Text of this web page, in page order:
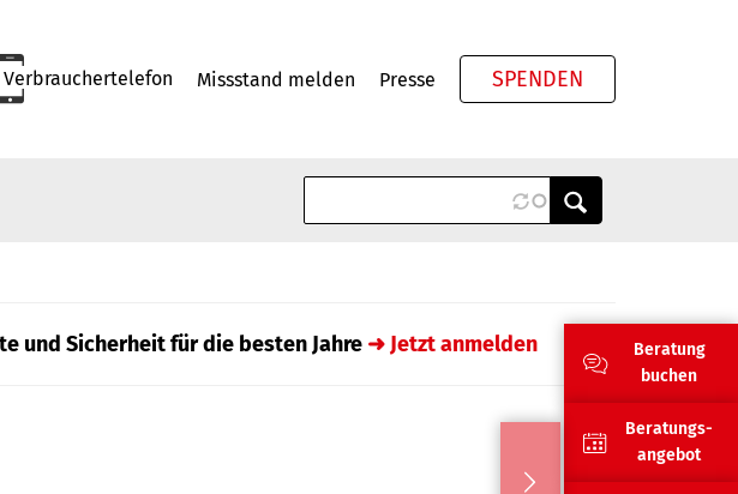
Verbrauchertelefon Missstand melden Presse SPENDEN
und Sicherheit für die besten Jahre ➜ Jetzt anmelden
Beratung
buchen
Beratungs-
angebot